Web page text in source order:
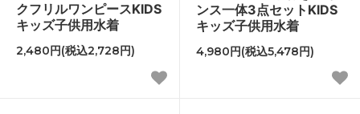
クフリルワンピースKIDS
キッズ子供用水着
2,480円(税込2,728円)
ンス一体3点セットKIDS
キッズ子供用水着
4,980円(税込5,478円)